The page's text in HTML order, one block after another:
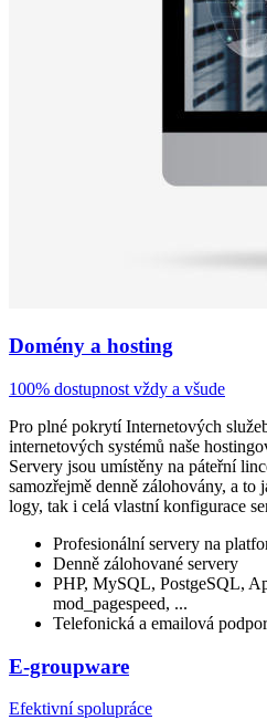
Domény a hosting
100% dostupnost vždy a všude
Pro plné pokrytí Internetových
internetových systémů naše
Servery jsou umístěny na páteřní
samozřejmě denně zálohovány, a to
logy, tak i celá vlastní konfigurace
Profesionální servery na
Denně zálohované servery
PHP, MySQL, PostgeSQL,
mod_pagespeed, ...
Telefonická a emailová
E-groupware
Efektivní spolupráce